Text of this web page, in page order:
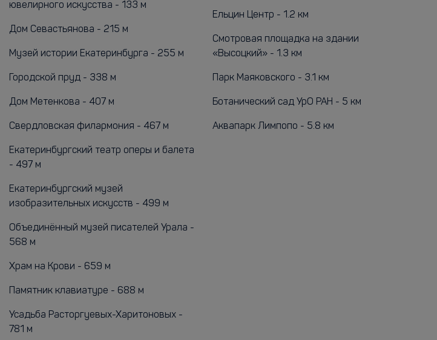
ювелирного искусства - 133 м
Дом Севастьянова - 215 м
Музей истории Екатеринбурга - 255 м
Городской пруд - 338 м
Дом Метенкова - 407 м
Свердловская филармония - 467 м
Екатеринбургский театр оперы и балета
- 497 м
Екатеринбургский музей
изобразительных искусств - 499 м
Объединённый музей писателей Урала -
568 м
Храм на Крови - 659 м
Памятник клавиатуре - 688 м
Усадьба Расторгуевых-Харитоновых -
781 м
Ельцин Центр - 1.2 км
Смотровая площадка на здании
«Высоцкий» - 1.3 км
Парк Маяковского - 3.1 км
Ботанический сад УрО РАН - 5 км
Аквапарк Лимпопо - 5.8 км